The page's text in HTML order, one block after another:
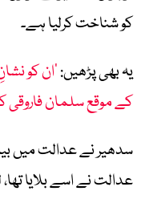
کو شناخت کرلیا ہے۔
یہ بھی پڑھیں:’ان کو
کے موقع سلمان فاروقی
سدھیر نے عدالت میں
عدالت نے اسے بلایا